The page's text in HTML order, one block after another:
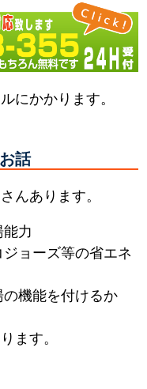
にかかります。
話
んあります。
力
ョーズ等の省エネ
機能を付けるか
ます。